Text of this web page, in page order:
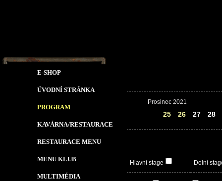
E-SHOP
ÚVODNÍ STRÁNKA
PROGRAM
KAVÁRNA/RESTAURACE
RESTAURACE MENU
MENU KLUB
MULTIMÉDIA
Prosinec 2021
25 26 27 28
Hlavní stage Dolní